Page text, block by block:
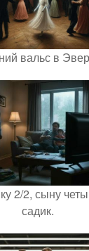
вальс в
2/2, сыну
садик.